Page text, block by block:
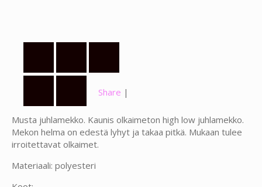
Share |
Musta juhlamekko. Kaunis olkaimeton high low juhlamekko.
Mekon helma on edestä lyhyt ja takaa pitkä. Mukaan tulee
irroitettavat olkaimet.
Materiaali: polyesteri